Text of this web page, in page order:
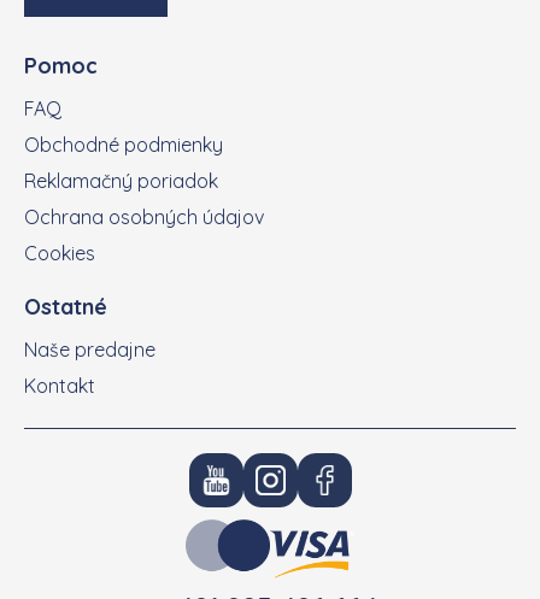
Pomoc
FAQ
Obchodné podmienky
Reklamačný poriadok
Ochrana osobných údajov
Cookies
Ostatné
Naše predajne
Kontakt